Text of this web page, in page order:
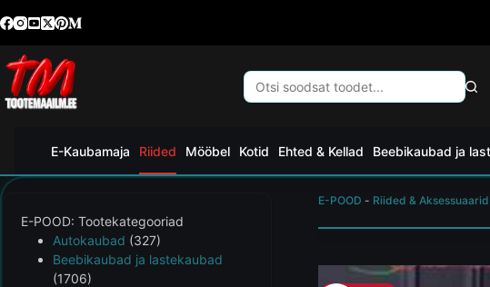
E-Kaubamaja Riided Mööbel Kotid Ehted & Kellad Beebikaubad ja
E-POOD - Riided & Aksessuaarid
E-POOD: Tootekategooriad
Autokaubad (327)
Beebikaubad ja lastekaubad
(1706)